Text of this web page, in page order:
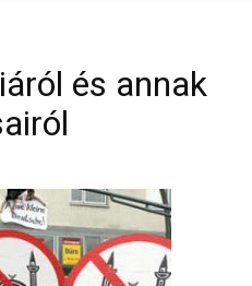
és annak